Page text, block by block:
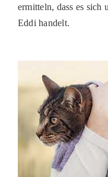
ermitteln, dass es sich
Eddi handelt.